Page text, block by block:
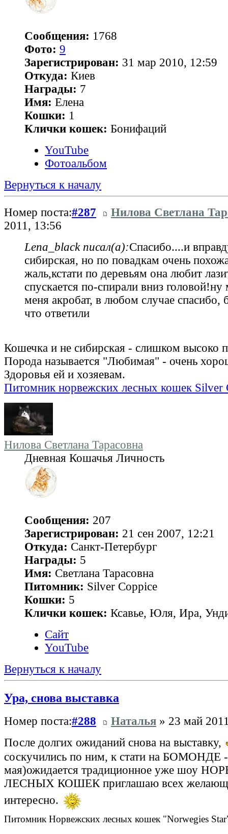
Сообщения: 1768
Фото: 9
Зарегистрирован: 31 мар 2010, 12:59
Откуда: Киев
Награды: 7
Имя: Елена
Кошки: 1
Клички кошек: Бонифаций
YouTube
Фотоальбом
Вернуться к началу
Номер поста:#287
Нилова Светлана
2011, 13:56
Lena_black писал(а):Спасибо....и
сибирская, но по повадкам очень
жаль,кстати по деревьям она любит
спускается по-спирали вниз
меня акробат, в любом случае спасибо,
что ответили
Кошечка и не сибирская - слишком высоко
Порода называется "Любимая" - очень
Здоровья ей и хозяевам.
Питомник норвежских лесных кошек Silver
Нилова Светлана Тарасовна
Дневная Кошачья Личность
Сообщения: 207
Зарегистрирован: 21 сен 2007, 12:21
Откуда: Санкт-Петербург
Награды: 5
Имя: Светлана Тарасовна
Питомник: Silver Coppice
Кошки: 5
Клички кошек: Ксавье, Юля, Ира,
Сайт
YouTube
Вернуться к началу
Ура, снова выставка
Номер поста:#288 Наталья » 23 май
После долгих ожиданий снова на выставку,
соскучились по ним, к стати на БОМОНДЕ
мая)ожидается традиционное уже шоу
ЛЕСНЫХ КОШЕК приглашаю всех
интересно.
Питомник Норвежских лесных кошек "Norwegies